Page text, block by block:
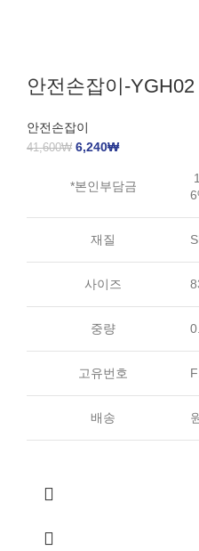
안전손잡이-YGH02
안전손잡이
41,600₩ 6,240₩
*본인부담금
재질
사이즈
중량
고유번호
배송